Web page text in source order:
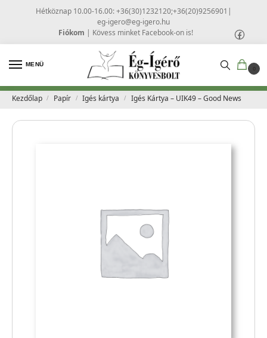
Hétköznap 10.00-16.00: +36(30)1232120;+36(20)9256901 |
eg-igero@eg-igero.hu
Fiókom | Kövess minket Facebook-on is!
MENÜ
0
Kezdőlap / Papír / Igés kártya / Igés Kártya – UIK49 – Good News